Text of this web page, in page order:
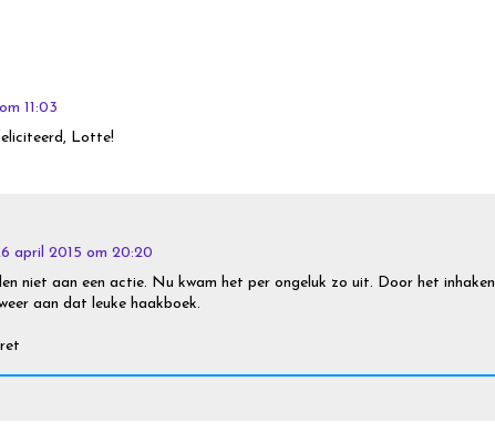
11:03
Lotte!
april 2015 om 20:20
niet aan een actie. Nu kwam het per ongeluk zo uit. Door het inhaken
aan dat leuke haakboek.